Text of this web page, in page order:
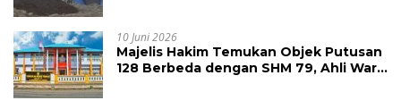
10 Juni 2026
Majelis Hakim Temukan Objek Putusan
128 Berbeda dengan SHM 79, Ahli Waris